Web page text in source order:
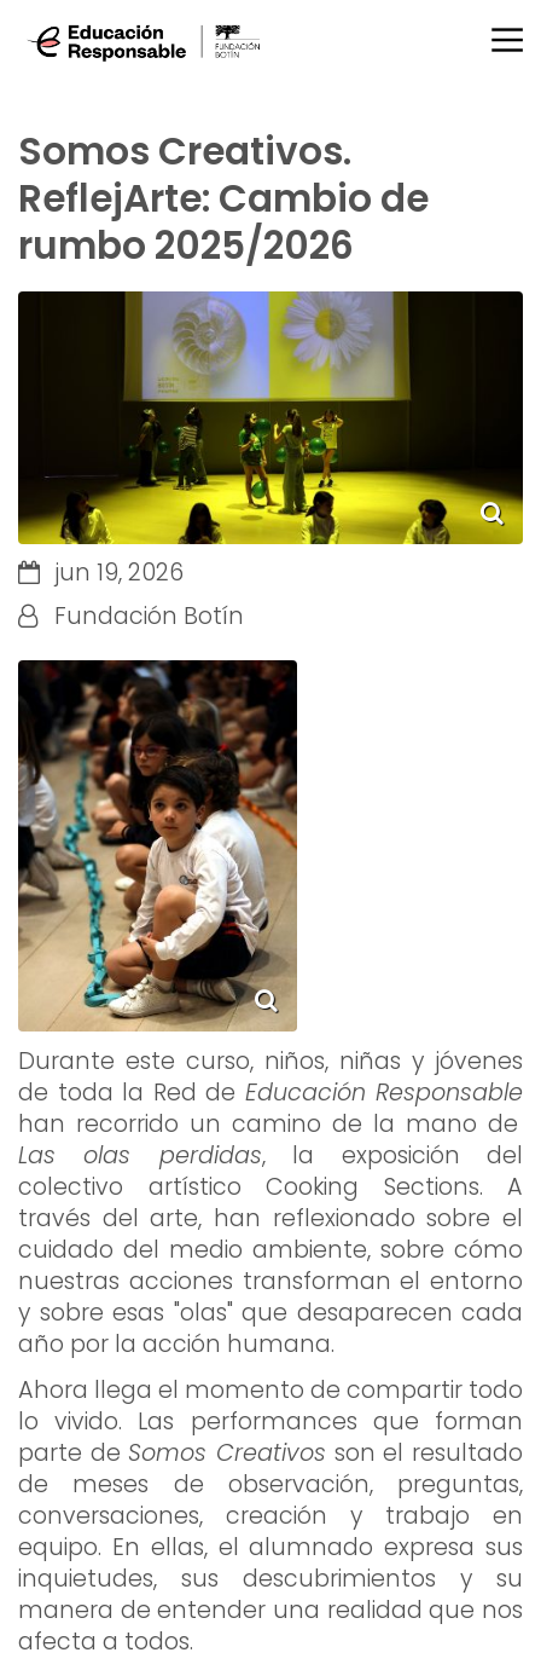
Somos Creativos.
ReflejArte: Cambio de
rumbo 2025/2026
jun 19, 2026
Fundación Botín
Durante este curso, niños, niñas y jóvenes
de toda la Red de Educación Responsable
han recorrido un camino de la mano de
Las olas perdidas, la exposición del
colectivo artístico Cooking Sections. A
través del arte, han reflexionado sobre el
cuidado del medio ambiente, sobre cómo
nuestras acciones transforman el entorno
y sobre esas "olas" que desaparecen cada
año por la acción humana.
Ahora llega el momento de compartir todo
lo vivido. Las performances que forman
parte de Somos Creativos son el resultado
de meses de observación, preguntas,
conversaciones, creación y trabajo en
equipo. En ellas, el alumnado expresa sus
inquietudes, sus descubrimientos y su
manera de entender una realidad que nos
afecta a todos.